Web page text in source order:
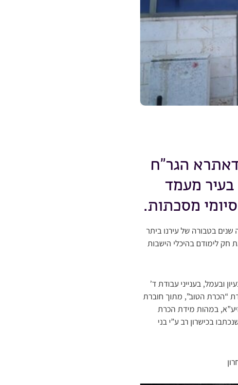
הגר”ח
בעיר מעמד
מסכתות.
בטבורה של עירנו ביתר
חק לימודם בהיכלי הישבות
ובעמל, בענייני עבודת ד’
“הכרת הטוב”, מתוך חוברת
במהות מידת הכרת
בכישרון רב ע”י בני